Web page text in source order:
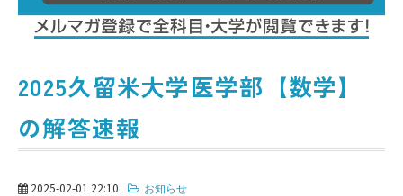
2025久留米大学医学部【数学】
の解答速報
2025-02-01 22:10 お知らせ